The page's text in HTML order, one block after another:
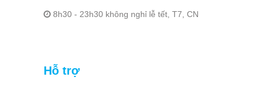
8h30 - 23h30 không nghỉ lễ tết, T7, CN
Hỗ trợ